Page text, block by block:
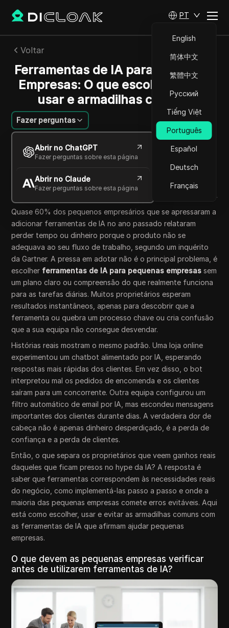
PT
English
简体中文
繁體中文
Русский
Tiếng Việt
Português
Español
Deutsch
Français
Voltar
Ferramentas de IA para Pequenas
Empresas: O que escolher, como
usar e armadilhas comuns
Fazer perguntas
Abrir no ChatGPT
Fazer perguntas sobre esta página
Abrir no Claude
Fazer perguntas sobre esta página
Charles Martinez
26 mai 2026 7 min de leitura
Copy Link
Quase 60% dos pequenos empresários que se apressaram a
adicionar ferramentas de IA no ano passado relataram
perder tempo ou dinheiro porque o produto não se
adequava ao seu fluxo de trabalho, segundo um inquérito
da Gartner. A pressa em adotar não é o principal problema, é
escolher ferramentas de IA para pequenas empresas sem
um plano claro ou compreensão do que realmente funciona
para as tarefas diárias. Muitos proprietários esperam
resultados instantâneos, apenas para descobrir que a
ferramenta ou quebra um processo chave ou cria confusão
que a sua equipa não consegue desvendar.
Histórias reais mostram o mesmo padrão. Uma loja online
experimentou um chatbot alimentado por IA, esperando
respostas mais rápidas dos clientes. Em vez disso, o bot
interpretou mal os pedidos de encomenda e os clientes
saíram para um concorrente. Outra equipa configurou um
filtro automático de email por IA, mas escondeu mensagens
importantes dos clientes durante dias. A verdadeira dor de
cabeça não é apenas dinheiro desperdiçado, é a perda de
confiança e a perda de clientes.
Então, o que separa os proprietários que veem ganhos reais
daqueles que ficam presos no hype da IA? A resposta é
saber que ferramentas correspondem às necessidades reais
do negócio, como implementá-las passo a passo e onde a
maioria das pequenas empresas comete erros evitáveis. Aqui
está como escolher, usar e evitar as armadilhas comuns com
as ferramentas de IA que afirmam ajudar pequenas
empresas.
O que devem as pequenas empresas verificar
antes de utilizarem ferramentas de IA?